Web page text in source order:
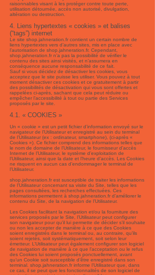
raisonnables visant à les protéger contre toute perte,
utilisation détournée, accès non autorisé, divulgation,
altération ou destruction.
4. Liens hypertextes « cookies » et balises
(“tags”) internet
Le site shop.jahneration.fr contient un certain nombre de
liens hypertextes vers d’autres sites, mis en place avec
l’autorisation de shop.jahneration.fr. Cependant,
shop.jahneration.fr n’a pas la possibilité de vérifier le
contenu des sites ainsi visités, et n’assumera en
conséquence aucune responsabilité de ce fait.
Sauf si vous décidez de désactiver les cookies, vous
acceptez que le site puisse les utiliser. Vous pouvez à tout
moment désactiver ces cookies et ce gratuitement à partir
des possibilités de désactivation qui vous sont offertes et
rappelées ci-après, sachant que cela peut réduire ou
empêcher l’accessibilité à tout ou partie des Services
proposés par le site.
4.1. « COOKIES »
Un « cookie » est un petit fichier d’information envoyé sur le
navigateur de l’Utilisateur et enregistré au sein du terminal
de l’Utilisateur (ex : ordinateur, smartphone), (ci-après «
Cookies »). Ce fichier comprend des informations telles que
le nom de domaine de l’Utilisateur, le fournisseur d’accès
Internet de l’Utilisateur, le système d’exploitation de
l’Utilisateur, ainsi que la date et l’heure d’accès. Les Cookies
ne risquent en aucun cas d’endommager le terminal de
l’Utilisateur.
shop.jahneration.fr est susceptible de traiter les informations
de l’Utilisateur concernant sa visite du Site, telles que les
pages consultées, les recherches effectuées. Ces
informations permettent à shop.jahneration.fr d’améliorer le
contenu du Site, de la navigation de l’Utilisateur.
Les Cookies facilitant la navigation et/ou la fourniture des
services proposés par le Site, l’Utilisateur peut configurer
son navigateur pour qu’il lui permette de décider s’il souhaite
ou non les accepter de manière à ce que des Cookies
soient enregistrés dans le terminal ou, au contraire, qu’ils
soient rejetés, soit systématiquement, soit selon leur
émetteur. L’Utilisateur peut également configurer son logiciel
de navigation de manière à ce que l’acceptation ou le refus
des Cookies lui soient proposés ponctuellement, avant
qu’un Cookie soit susceptible d’être enregistré dans son
terminal. shop.jahneration.fr informe l’Utilisateur que, dans
ce cas, il se peut que les fonctionnalités de son logiciel de